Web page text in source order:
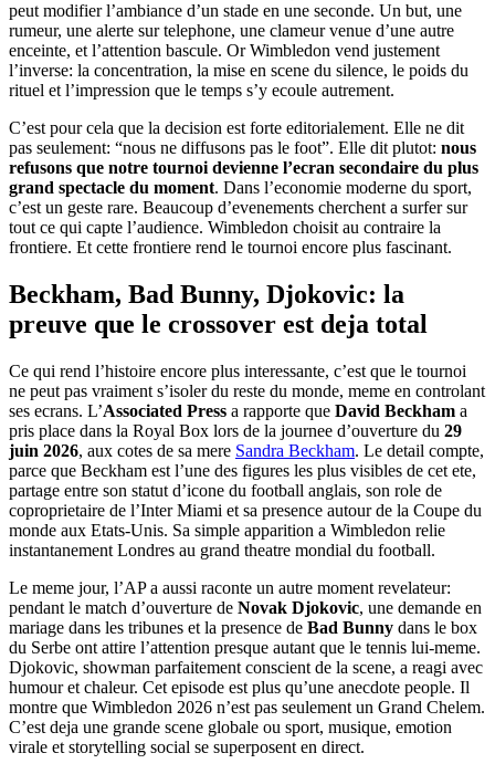
peut modifier l’ambiance d’un stade en une seconde. Un but, une
rumeur, une alerte sur telephone, une clameur venue d’une autre
enceinte, et l’attention bascule. Or Wimbledon vend justement
l’inverse: la concentration, la mise en scene du silence, le poids du
rituel et l’impression que le temps s’y ecoule autrement.
C’est pour cela que la decision est forte editorialement. Elle ne dit
pas seulement: “nous ne diffusons pas le foot”. Elle dit plutot: nous
refusons que notre tournoi devienne l’ecran secondaire du plus
grand spectacle du moment. Dans l’economie moderne du sport,
c’est un geste rare. Beaucoup d’evenements cherchent a surfer sur
tout ce qui capte l’audience. Wimbledon choisit au contraire la
frontiere. Et cette frontiere rend le tournoi encore plus fascinant.
Beckham, Bad Bunny, Djokovic: la
preuve que le crossover est deja total
Ce qui rend l’histoire encore plus interessante, c’est que le tournoi
ne peut pas vraiment s’isoler du reste du monde, meme en controlant
ses ecrans. L’Associated Press a rapporte que David Beckham a
pris place dans la Royal Box lors de la journee d’ouverture du 29
juin 2026, aux cotes de sa mere Sandra Beckham. Le detail compte,
parce que Beckham est l’une des figures les plus visibles de cet ete,
partage entre son statut d’icone du football anglais, son role de
coproprietaire de l’Inter Miami et sa presence autour de la Coupe du
monde aux Etats-Unis. Sa simple apparition a Wimbledon relie
instantanement Londres au grand theatre mondial du football.
Le meme jour, l’AP a aussi raconte un autre moment revelateur:
pendant le match d’ouverture de Novak Djokovic, une demande en
mariage dans les tribunes et la presence de Bad Bunny dans le box
du Serbe ont attire l’attention presque autant que le tennis lui-meme.
Djokovic, showman parfaitement conscient de la scene, a reagi avec
humour et chaleur. Cet episode est plus qu’une anecdote people. Il
montre que Wimbledon 2026 n’est pas seulement un Grand Chelem.
C’est deja une grande scene globale ou sport, musique, emotion
virale et storytelling social se superposent en direct.